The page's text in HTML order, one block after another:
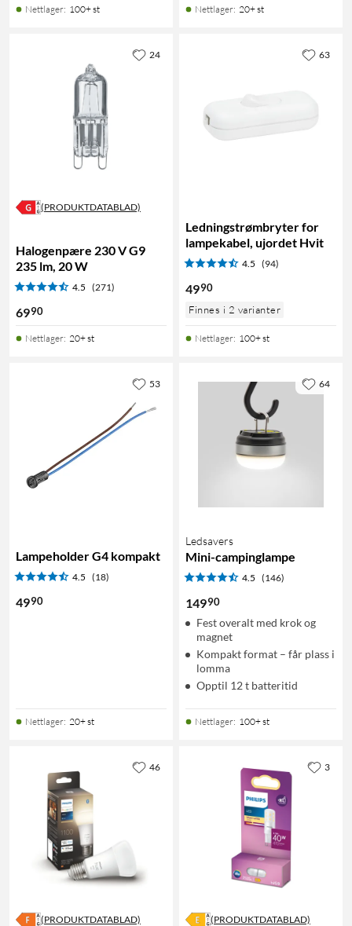
Nettlager: 100+ st Nettlager: 20+ st
(PRODUKTDATABLAD)
Halogenpære 230 V G9
235 lm, 20 W
4.5 (271)
6990
Nettlager: 20+ st
24
Ledningstrømbryter for
lampekabel, ujordet Hvit
4.5 (94)
4990
Finnes i 2 varianter
Nettlager: 100+ st
63
Lampeholder G4 kompakt
4.5 (18)
4990
Nettlager: 20+ st
53
Ledsavers
Mini-campinglampe
4.5 (146)
14990
Fest overalt med krok og
magnet
Kompakt format – får plass i
lomma
Opptil 12 t batteritid
Nettlager: 100+ st
64
(PRODUKTDATABLAD)
46
(PRODUKTDATABLAD)
3